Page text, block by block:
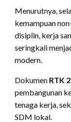
Menurutnya,
kemampuan
disiplin, kerja
seringkali
modern.
Dokumen RTK
pembangunan
tenaga kerja,
SDM lokal.